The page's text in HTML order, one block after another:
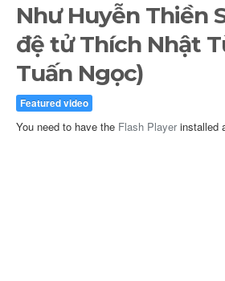
Như Huyễn Thiền
đệ tử Thích Nhật
Tuấn Ngọc)
Featured video
You need to have the Flash Playerinstalled